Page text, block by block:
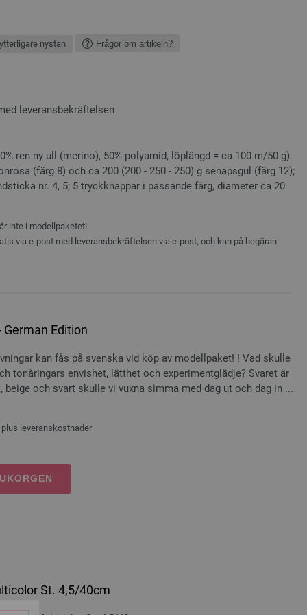
nystan Frågor om artikeln?
leveransbekräftelsen
ren ny ull (merino), 50% polyamid, löplängd = ca 100 m/50 g):
(färg 8) och ca 200 (200 - 250 - 250) g senapsgul (färg 12);
nr. 4, 5; 5 tryckknappar i passande färg, diameter ca 20
inte i modellpaketet!
via e-post med leveransbekräftelsen via e-post, och kan på begäran
German Edition
kan fås på svenska vid köp av modellpaket! ! Vad skulle
tonåringars envishet, lätthet och experimentglädje? Svaret är
och svart skulle vi vuxna simma med dag ut och dag in ...
leveranskostnader
St. 4,5/40cm